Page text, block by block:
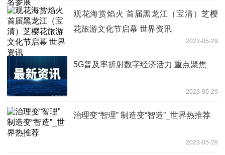
观花海赏焰火 首届黑龙江（宝清）芝樱
花旅游文化节启幕 世界资讯
2023-05-29
5G普及率折射数字经济活力 重点聚焦
2023-05-29
治理变“智理” 制造变“智造”_世界热推荐
2023-05-29